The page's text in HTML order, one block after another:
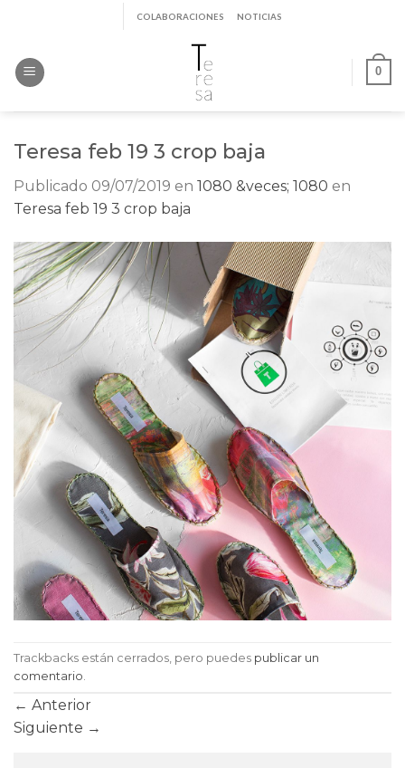
contenido
COLABORACIONES NOTICIAS
0
Teresa feb 19 3 crop baja
Publicado 09/07/2019 en 1080 &veces; 1080 en
Teresa feb 19 3 crop baja
Trackbacks están cerrados, pero puedes publicar un
comentario
← Anterior
Siguiente →